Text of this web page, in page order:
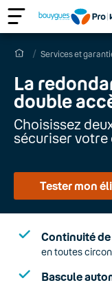
Services et
La
double
Choisissez
sécuriser votre
Tester mon
Continuité
en toutes
Bascule